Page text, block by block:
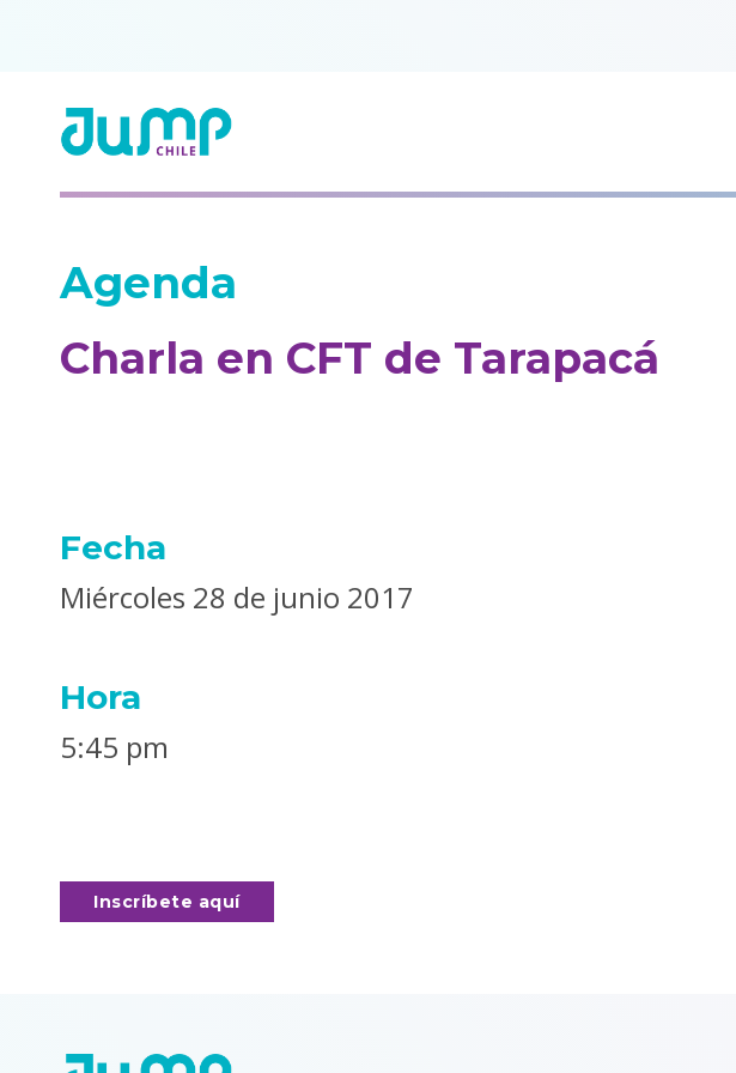
Agenda
Charla en CFT de Tarapacá
Fecha
Miércoles 28 de junio 2017
Hora
5:45 pm
Inscríbete aquí